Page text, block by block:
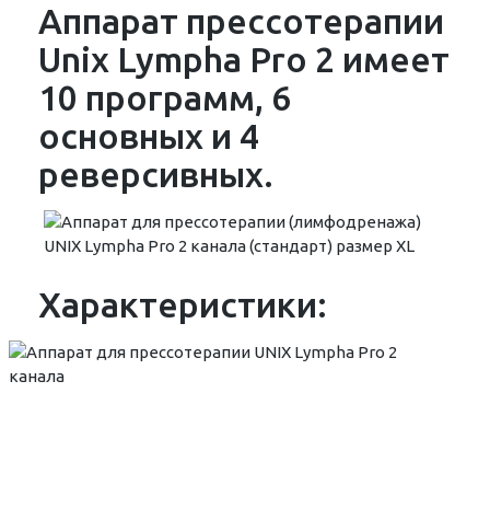
Аппарат прессотерапии
Unix Lympha Pro 2 имеет
10 программ, 6
основных и 4
реверсивных.
Характеристики: